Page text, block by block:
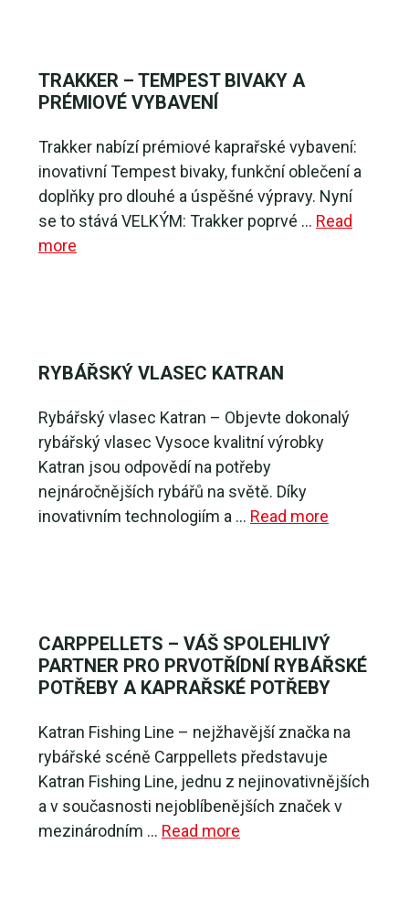
TRAKKER – TEMPEST BIVAKY A
PRÉMIOVÉ VYBAVENÍ
Trakker nabízí prémiové kaprařské vybavení:
inovativní Tempest bivaky, funkční oblečení a
doplňky pro dlouhé a úspěšné výpravy. Nyní
se to stává VELKÝM: Trakker poprvé … Read
more
RYBÁŘSKÝ VLASEC KATRAN
Rybářský vlasec Katran – Objevte dokonalý
rybářský vlasec Vysoce kvalitní výrobky
Katran jsou odpovědí na potřeby
nejnáročnějších rybářů na světě. Díky
inovativním technologiím a … Read more
CARPPELLETS – VÁŠ SPOLEHLIVÝ
PARTNER PRO PRVOTŘÍDNÍ RYBÁŘSKÉ
POTŘEBY A KAPRAŘSKÉ POTŘEBY
Katran Fishing Line – nejžhavější značka na
rybářské scéně Carppellets představuje
Katran Fishing Line, jednu z nejinovativnějších
a v současnosti nejoblíbenějších značek v
mezinárodním … Read more